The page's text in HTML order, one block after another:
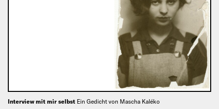
Interview mit mir selbst Ein Gedicht von Mascha Kaléko